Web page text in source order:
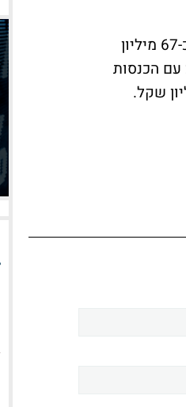
כאמור, החברה השלימה בתחילת דצמבר 2010 הנפקת מניות ראשונה לציבור בהיקף של כ-67 מיליון
שקל בבורסה של תל-אביב. החברה סיימה את תשעת החודשים הראשונים של שנת 2010 עם הכנסות